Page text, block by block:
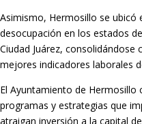
Asimismo, Hermosillo se ubicó
desocupación en los estados
Ciudad Juárez,
mejores indicadores laborales
El Ayuntamiento de
programas y estrategias que
atraigan inversión a la capital